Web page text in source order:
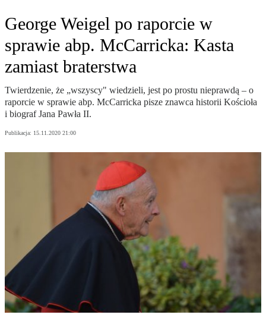
George Weigel po raporcie w
sprawie abp. McCarricka: Kasta
zamiast braterstwa
Twierdzenie, że „wszyscy" wiedzieli, jest po prostu nieprawdą – o
raporcie w sprawie abp. McCarricka pisze znawca historii Kościoła
i biograf Jana Pawła II.
Publikacja: 15.11.2020 21:00